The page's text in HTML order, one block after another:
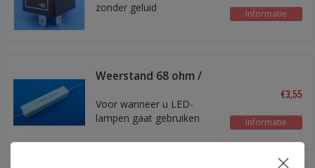
zonder geluid Informatie
Weerstand 68 ohm /
Voor wanneer u LED-
lampen gaat gebruiken
€3,55
Informatie